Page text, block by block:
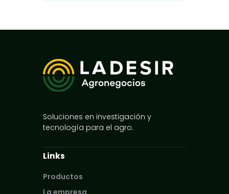
Soluciones en investigación y
tecnología para el agro.
Links
Productos